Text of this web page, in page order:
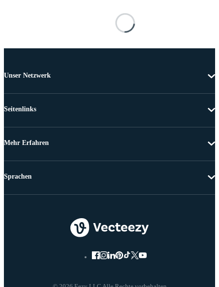
Unser Netzwerk
Seitenlinks
Mehr Erfahren
Sprachen